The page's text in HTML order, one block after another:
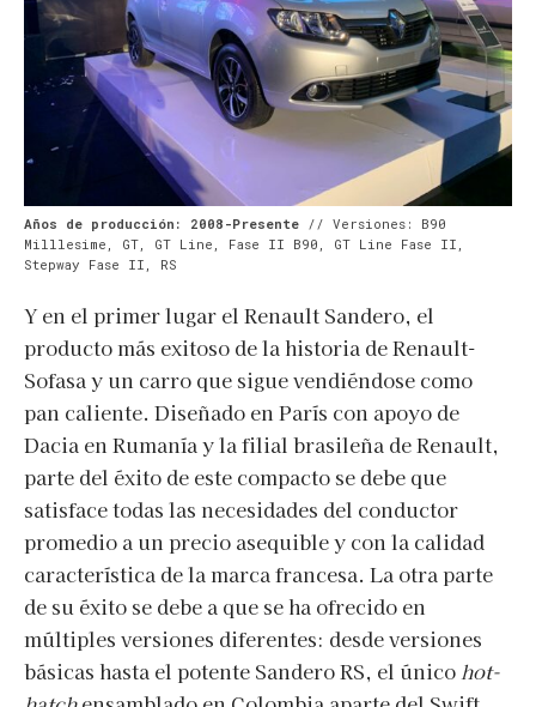
Años de producción: 2008-Presente // Versiones: B90
Milllesime, GT, GT Line, Fase II B90, GT Line Fase II,
Stepway Fase II, RS
Y en el primer lugar el Renault Sandero, el
producto más exitoso de la historia de Renault-
Sofasa y un carro que sigue vendiéndose como
pan caliente. Diseñado en París con apoyo de
Dacia en Rumanía y la filial brasileña de Renault,
parte del éxito de este compacto se debe que
satisface todas las necesidades del conductor
promedio a un precio asequible y con la calidad
característica de la marca francesa. La otra parte
de su éxito se debe a que se ha ofrecido en
múltiples versiones diferentes: desde versiones
básicas hasta el potente Sandero RS, el únicohot-